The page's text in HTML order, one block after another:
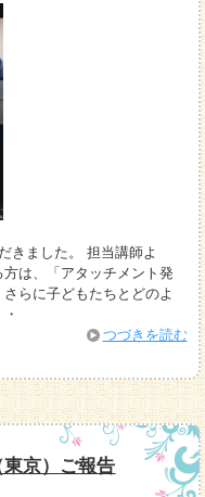
きました。 担当講師よ
は、「アタッチメント発
らに子どもたちとどのよ
つづきを読む
京）ご報告